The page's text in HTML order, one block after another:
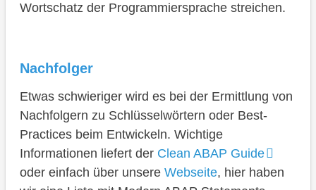
Wortschatz der Programmiersprache streichen.
Nachfolger
Etwas schwieriger wird es bei der Ermittlung von
Nachfolgern zu Schlüsselwörtern oder Best-
Practices beim Entwickeln. Wichtige
Informationen liefert der Clean ABAP Guide
oder einfach über unsere Webseite, hier haben